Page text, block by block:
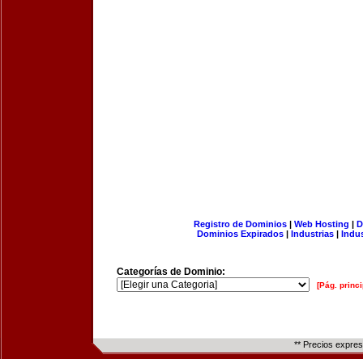
Registro de Dominios| Web Hosting |
Dominios Expirados | Industrias |
Categorías de Dominio:
[Pág.
** Precios